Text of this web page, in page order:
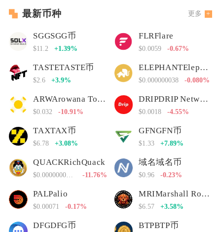
最新币种 更多
SGGSGG币
$11.2 +1.39%
FLRFlare
$0.0059 -0.67%
TASTETASTE币
$2.6 +3.9%
ELEPHANTElephant Money
$0.000000038 -0.080%
ARWArowana Token
$0.032 -10.91%
DRIPDRIP Network
$0.0018 -4.55%
TAXTAX币
$6.78 +3.08%
GFNGFN币
$1.33 +7.89%
QUACKRichQuack
-11.76%
域名域名币
$0.96 -0.23%
PALPalio
$0.00071 -0.17%
MRIMarshall Rogan Inu
$6.57 +3.58%
DFGDFG币 BTPBTP币